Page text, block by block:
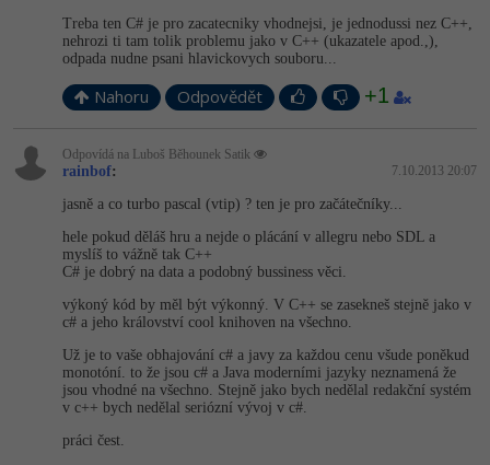
Windows
Linux
Kybernetická bezpečnost
Fórum
Fórum
Treba ten C# je pro zacatecniky vhodnejsi, je jednodussi nez C++,
nehrozi ti tam tolik problemu jako v C++ (ukazatele apod.,),
odpada nudne psani hlavickovych souboru...
Nahoru Odpovědět +1
Odpovídá na Luboš Běhounek Satik
rainbof: 7.10.2013 20:07
jasně a co turbo pascal (vtip) ? ten je pro začátečníky...
hele pokud děláš hru a nejde o plácání v allegru nebo SDL a
myslíš to vážně tak C++
C# je dobrý na data a podobný bussiness věci.
výkoný kód by měl být výkonný. V C++ se zasekneš stejně jako v
c# a jeho království cool knihoven na všechno.
Už je to vaše obhajování c# a javy za každou cenu všude poněkud
monotóní. to že jsou c# a Java moderními jazyky neznamená že
jsou vhodné na všechno. Stejně jako bych nedělal redakční systém
v c++ bych nedělal seriózní vývoj v c#.
práci čest.